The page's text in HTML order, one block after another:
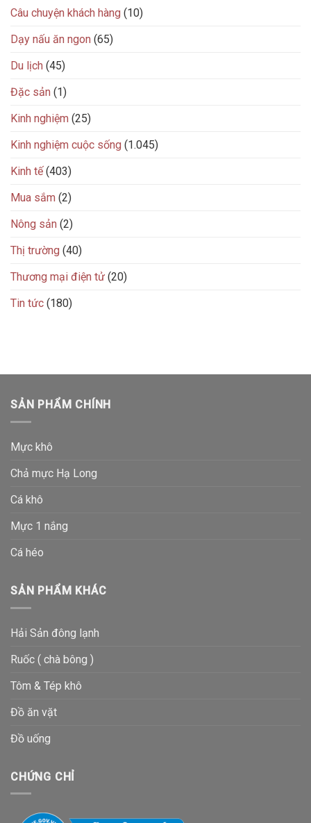
Câu chuyện khách hàng (10)
Dạy nấu ăn ngon (65)
Du lịch (45)
Đặc sản (1)
Kinh nghiệm (25)
Kinh nghiệm cuộc sống (1.045)
Kinh tế(403)
Mua sắm (2)
Nông sản (2)
Thị trường (40)
Thương mại điện tử (20)
Tin tức (180)
SẢN PHẨM CHÍNH
Mực khô
Chả mực Hạ Long
Cá khô
Mực 1 nắng
Cá héo
SẢN PHẨM KHÁC
Hải Sản đông lạnh
Ruốc ( chà bông )
Tôm & Tép khô
Đồ ăn vặt
Đồ uống
CHỨNG CHỈ